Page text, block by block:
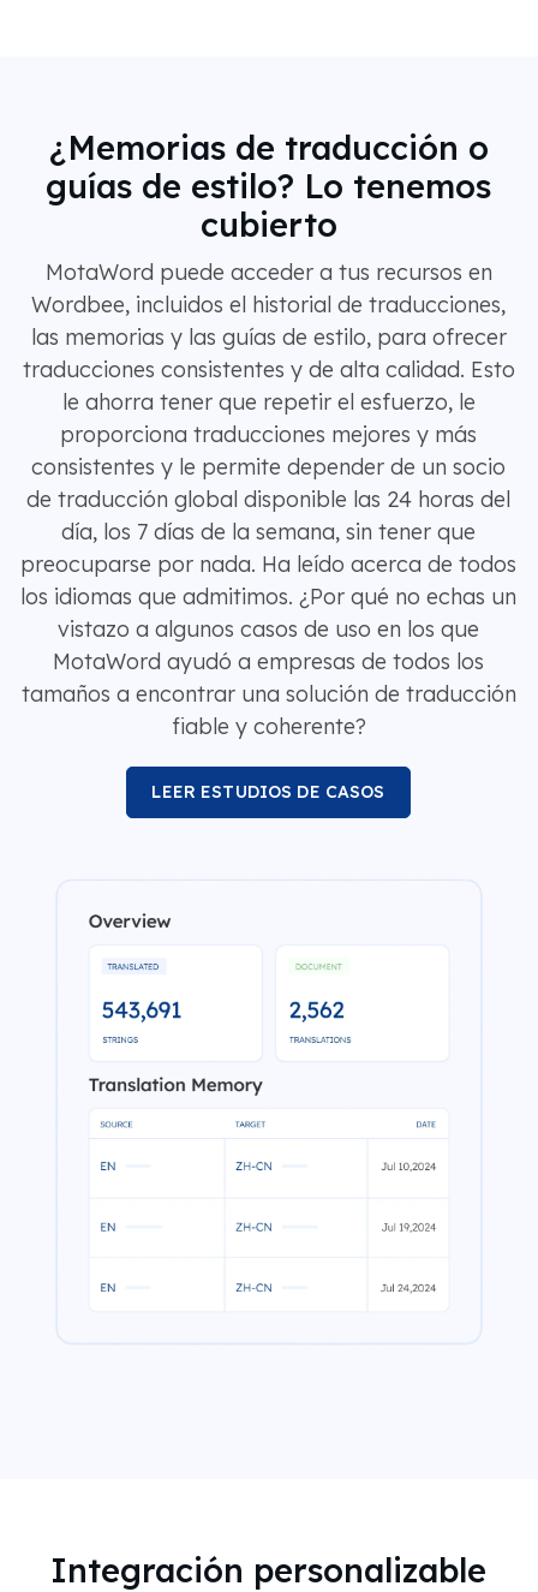
¿Memorias de traducción o
guías de estilo? Lo tenemos
cubierto
MotaWord puede acceder a tus recursos en
Wordbee, incluidos el historial de traducciones,
las memorias y las guías de estilo, para ofrecer
traducciones consistentes y de alta calidad. Esto
le ahorra tener que repetir el esfuerzo, le
proporciona traducciones mejores y más
consistentes y le permite depender de un socio
de traducción global disponible las 24 horas del
día, los 7 días de la semana, sin tener que
preocuparse por nada. Ha leído acerca de todos
los idiomas que admitimos. ¿Por qué no echas un
vistazo a algunos casos de uso en los que
MotaWord ayudó a empresas de todos los
tamaños a encontrar una solución de traducción
fiable y coherente?
LEER ESTUDIOS DE CASOS
Integración personalizable